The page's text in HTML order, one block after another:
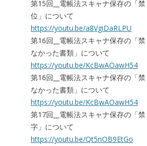
第15回__電帳法スキャナ保存の「
位」について
https://youtu.be/a8VgiDaRLPU
第16回__電帳法スキャナ保存の「
なかった書類」について
https://youtu.be/KcBwAOawH54
第16回__電帳法スキャナ保存の「
なかった書類」について
https://youtu.be/KcBwAOawH54
第17回__電帳法スキャナ保存の「
字」について
https://youtu.be/Qt5nOB9EtGo